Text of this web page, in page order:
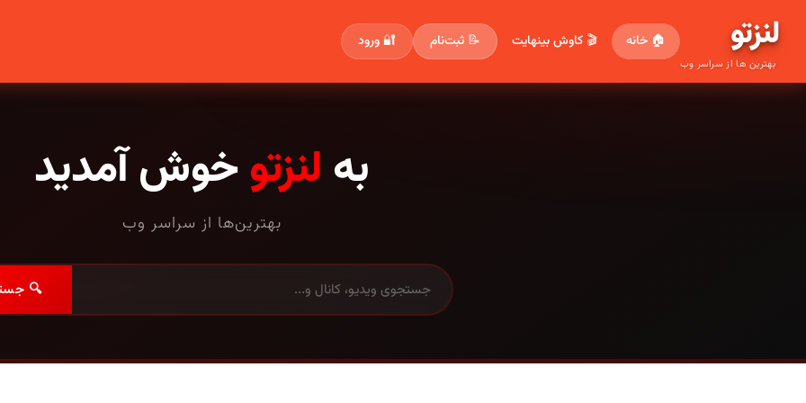
لنزتو
بهترین ها از سراسر وب
🏠 خانه 🎬 کاوش بینهایت 📝 ثبت‌نام 🔐 ورود
به لنزتوخوش آمدید
بهترین‌ها از سراسر وب
🔍